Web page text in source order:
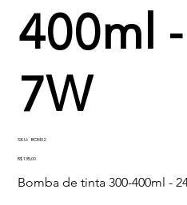
400ml
7W
SKU: SKU
BOM02
Preço
R$ 135,00
Bomba de tinta 300-400ml -